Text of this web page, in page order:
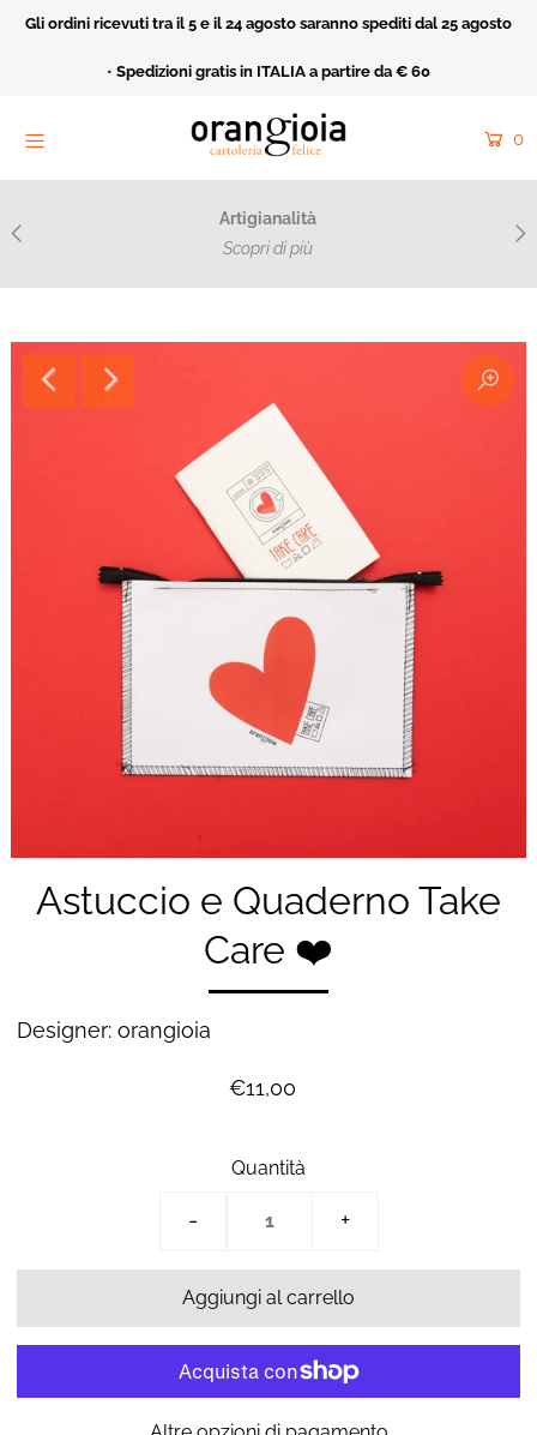
Gli ordini ricevuti tra il 5 e il 24 agosto saranno spediti dal 25 agosto
• Spedizioni gratis in ITALIA a partire da € 60
0
Artigianalità
Scopri di più
Astuccio e Quaderno Take
Care ❤️
Designer: orangioia
€11,00
Quantità
- +
Rivendita
Acquarello e ricamo
Collezioni
Fatto Apposta
Entra o crea un nuovo account